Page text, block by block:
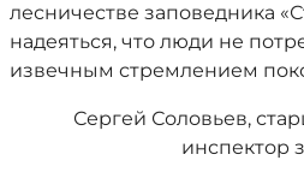
лесничестве заповедника
надеяться, что люди не
извечным стремлением
Сергей Соловьев,
инспектор